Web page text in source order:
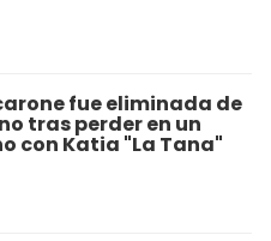
fue eliminada de
tras perder en un
con Katia "La Tana"